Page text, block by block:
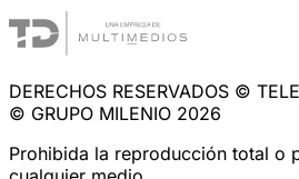
DERECHOS RESERVADOS ©
© GRUPO MILENIO 2026
Prohibida la reproducción total o